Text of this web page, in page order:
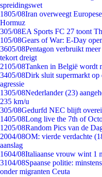
spreidingswet
1805/08Iran overweegt
Hormuz
305/08EA Sports FC 27 toont
105/08Gears of War: E-Day
3605/08Pentagon verbruikt
tekort dreigt
2105/08Tanken in België wordt
3405/08Dirk sluit supermarkt op
agressie
1305/08Nederlander (23)
235 km/u
305/08Gedurfd NEC blijft
1405/08Long live the 7th of
1205/08Random Pics van de
2004/08OM: vierde verdachte
aanslag
1604/08Italiaanse vrouw wint 1
3104/08Spaanse politie:
onder migranten Ceuta